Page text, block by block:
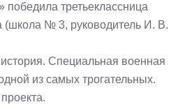
победила третьеклассница
(школа № 3, руководитель И. В.
Специальная военная
из самых трогательных.